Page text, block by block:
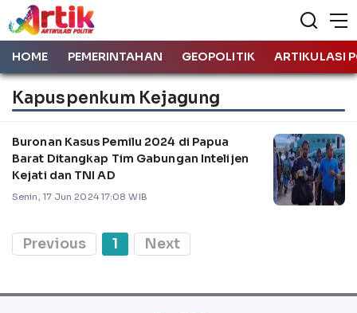
HOME PEMERINTAHAN GEOPOLITIK ARTIKULASI
Kapuspenkum Kejagung
Buronan Kasus Pemilu 2024 di Papua
Barat Ditangkap Tim Gabungan Intelijen
Kejati dan TNI AD
Senin, 17 Jun 2024 17:08 WIB
Previous 1 Next